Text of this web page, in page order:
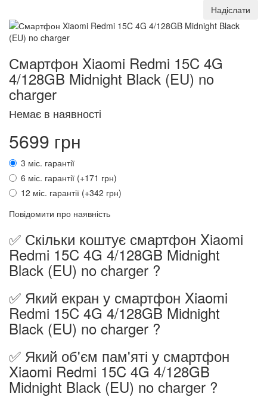
Надіслати
Смартфон Xiaomi Redmi 15C 4G
4/128GB Midnight Black (EU) no
charger
Немає в наявності
5699 грн
3 міс. гарантії
6 міс. гарантії (+171 грн)
12 міс. гарантії (+342 грн)
Повідомити про наявність
✅ Скільки коштує смартфон Xiaomi
Redmi 15C 4G 4/128GB Midnight
Black (EU) no charger ?
✅ Який екран у смартфон Xiaomi
Redmi 15C 4G 4/128GB Midnight
Black (EU) no charger ?
✅ Який об'єм пам'яті у смартфон
Xiaomi Redmi 15C 4G 4/128GB
Midnight Black (EU) no charger ?